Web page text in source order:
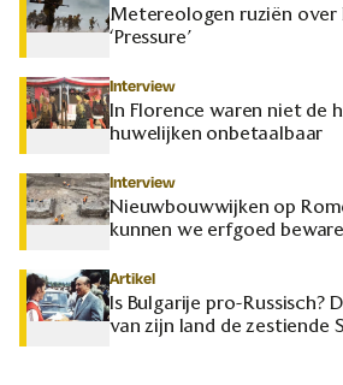
Metereologen ruziën over
‘Pressure’
Interview
In Florence waren niet de
huwelijken onbetaalbaar
Interview
Nieuwbouwwijken op
kunnen we erfgoed
Artikel
Is Bulgarije pro-Russisch?
van zijn land de zestiende